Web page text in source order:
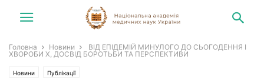
Головна Новини
ВІД ЕПІДЕМІЙ МИНУЛОГО ДО СЬОГОДЕННЯ І
ХВОРОБИ Х, ДОСВІД БОРОТЬБИ ТА ПЕРСПЕКТИВИ
Новини Публікації